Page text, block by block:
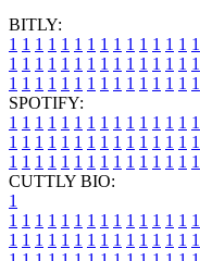
BITLY:
1 1 1 1 1 1 1 1 1 1 1 1 1 1 1
1 1 1 1 1 1 1 1 1 1 1 1 1 1 1
1 1 1 1 1 1 1 1 1 1 1 1 1 1 1
SPOTIFY:
1 1 1 1 1 1 1 1 1 1 1 1 1 1 1
1 1 1 1 1 1 1 1 1 1 1 1 1 1 1
1 1 1 1 1 1 1 1 1 1 1 1 1 1 1
CUTTLY BIO:
1
1 1 1 1 1 1 1 1 1 1 1 1 1 1 1
1 1 1 1 1 1 1 1 1 1 1 1 1 1 1